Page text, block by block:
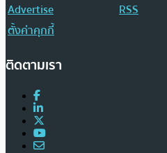
Advertise
RSS
ตั้งค่าคุกกี้
ติดตามเรา